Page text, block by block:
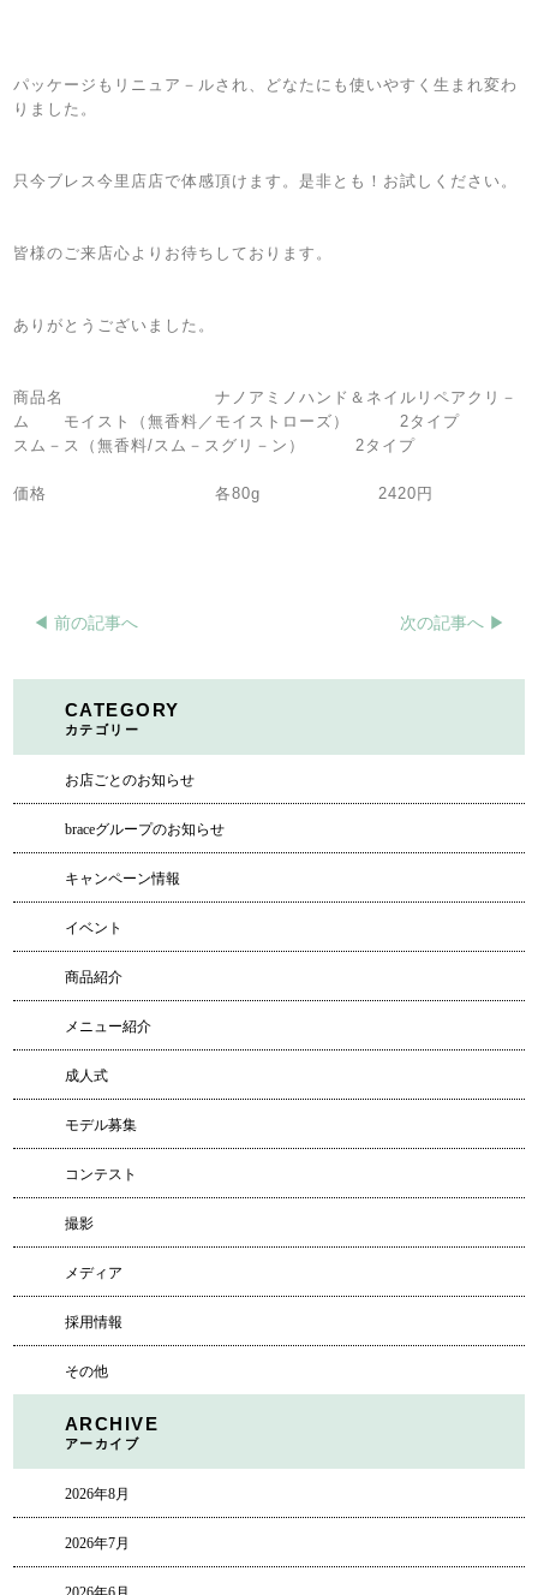
パッケージもリニュア－ルされ、どなたにも使いやすく生まれ変わ
りました。
只今ブレス今里店店で体感頂けます。是非とも！お試しください。
皆様のご来店心よりお待ちしております。
ありがとうございました。
商品名 ナノアミノハンド＆ネイルリペアクリ－
ム モイスト（無香料／モイストローズ） 2タイプ
スム－ス（無香料/スム－スグリ－ン） 2タイプ
価格 各80g 2420円
◀︎ 前の記事へ 次の記事へ ▶︎
CATEGORY
カテゴリー
お店ごとのお知らせ
braceグループのお知らせ
キャンペーン情報
イベント
商品紹介
メニュー紹介
成人式
モデル募集
コンテスト
撮影
メディア
採用情報
その他
ARCHIVE
アーカイブ
2026年8月
2026年7月